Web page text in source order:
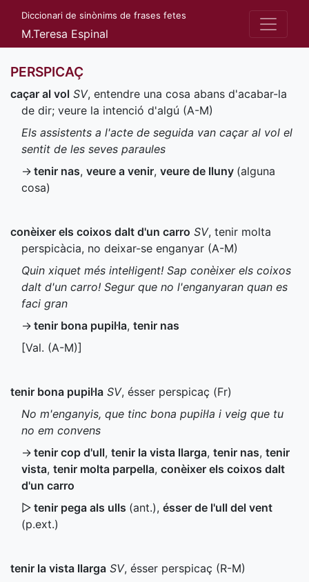
Diccionari de sinònims de frases fetes
M.Teresa Espinal
PERSPICAÇ
caçar al vol SV, entendre una cosa abans d'acabar-la
de dir; veure la intenció d'algú (A-M)
Els assistents a l'acte de seguida van caçar al vol el
sentit de les seves paraules
→ tenir nas, veure a venir, veure de lluny (alguna
cosa)
conèixer els coixos dalt d'un carro SV, tenir molta
perspicàcia, no deixar-se enganyar (A-M)
Quin xiquet més intel·ligent! Sap conèixer els coixos
dalt d'un carro! Segur que no l'enganyaran quan es
faci gran
→ tenir bona pupil·la, tenir nas
[Val. (A-M)]
tenir bona pupil·la SV, ésser perspicaç (Fr)
No m'enganyis, que tinc bona pupil·la i veig que tu
no em convens
→ tenir cop d'ull, tenir la vista llarga, tenir nas, tenir
vista, tenir molta parpella, conèixer els coixos dalt
d'un carro
▷ tenir pega als ulls (ant.), ésser de l'ull del vent
(p.ext.)
tenir la vista llarga SV, ésser perspicaç (R-M)